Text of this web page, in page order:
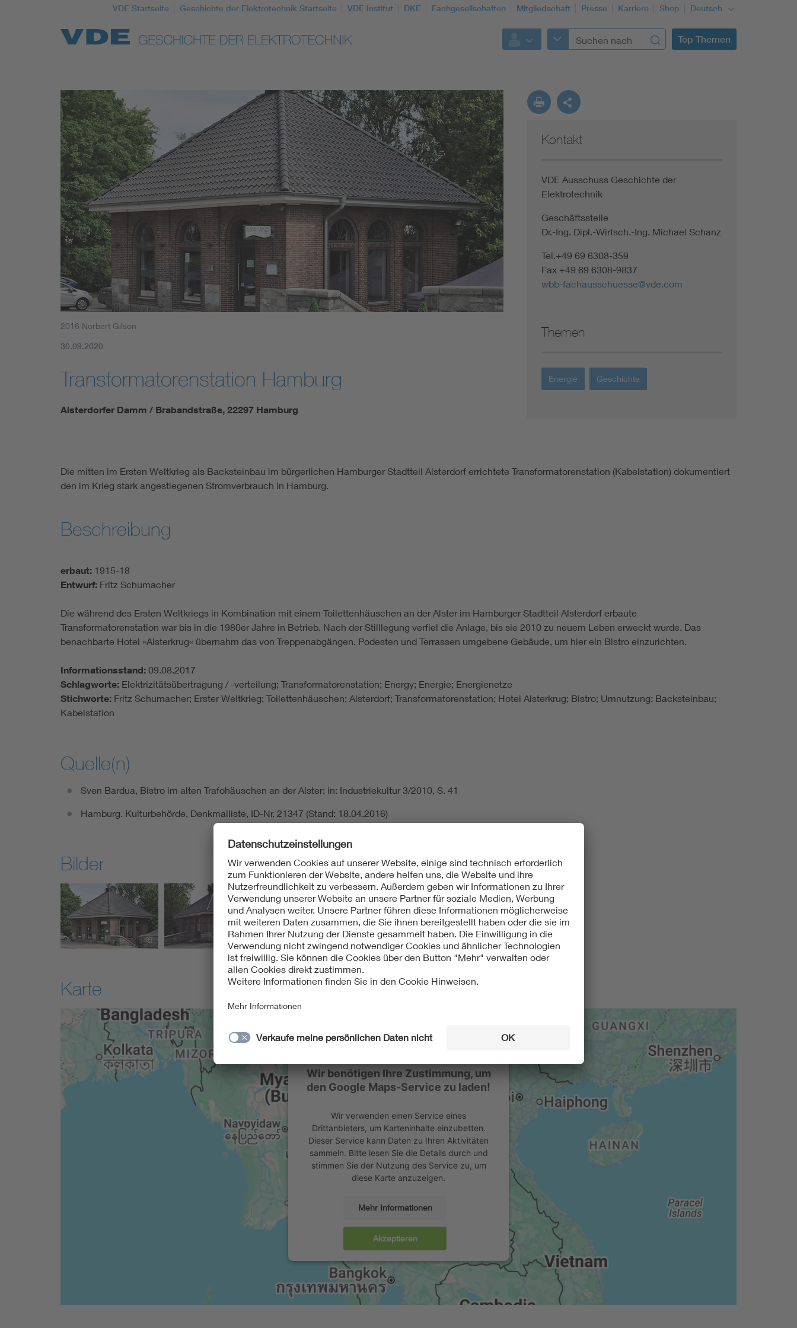
VDE Startseite Geschichte der Elektrotechnik Startseite VDE Institut DKE Fachgesellschaften Mitgliedschaft Presse Karriere Shop Deutsch
Top Themen
Top Themen
Weitere Themen
2016 Norbert Gilson
30.09.2020
Transformatorenstation Hamburg
Alsterdorfer Damm / Brabandstraße, 22297 Hamburg
Kontakt
VDE Ausschuss Geschichte der
Elektrotechnik
Geschäftsstelle
Dr.-Ing. Dipl.-Wirtsch.-Ing. Michael Schanz
Tel.+49 69 6308-359
Fax +49 69 6308-9837
wbb-fachausschuesse@vde.com
Themen
Energie Geschichte
Die mitten im Ersten Weltkrieg als Backsteinbau im bürgerlichen Hamburger Stadtteil Alsterdorf errichtete Transformatorenstation (Kabelstation) dokumentiert
den im Krieg stark angestiegenen Stromverbrauch in Hamburg.
Beschreibung
erbaut: 1915-18
Entwurf: Fritz Schumacher
Die während des Ersten Weltkriegs in Kombination mit einem Toilettenhäuschen an der Alster im Hamburger Stadtteil Alsterdorf erbaute
Transformatorenstation war bis in die 1980er Jahre in Betrieb. Nach der Stilllegung verfiel die Anlage, bis sie 2010 zu neuem Leben erweckt wurde. Das
benachbarte Hotel »Alsterkrug« übernahm das von Treppenabgängen, Podesten und Terrassen umgebene Gebäude, um hier ein Bistro einzurichten.
Informationsstand: 09.08.2017
Schlagworte: Elektrizitätsübertragung / -verteilung; Transformatorenstation; Energy; Energie; Energienetze
Stichworte: Fritz Schumacher; Erster Weltkrieg; Toilettenhäuschen; Alsterdorf; Transformatorenstation; Hotel Alsterkrug; Bistro; Umnutzung; Backsteinbau;
Kabelstation
Quelle(n)
Sven Bardua, Bistro im alten Trafohäuschen an der Alster; in: Industriekultur 3/2010, S. 41
Hamburg. Kulturbehörde, Denkmalliste, ID-Nr. 21347 (Stand: 18.04.2016)
Bilder
Karte
Wir benötigen Ihre Zustimmung, um
den Google Maps-Service zu laden!
Wir verwenden einen Service eines
Drittanbieters, um Karteninhalte einzubetten.
Dieser Service kann Daten zu Ihren Aktivitäten
sammeln. Bitte lesen Sie die Details durch und
stimmen Sie der Nutzung des Service zu, um
diese Karte anzuzeigen.
Mehr Informationen
Akzeptieren